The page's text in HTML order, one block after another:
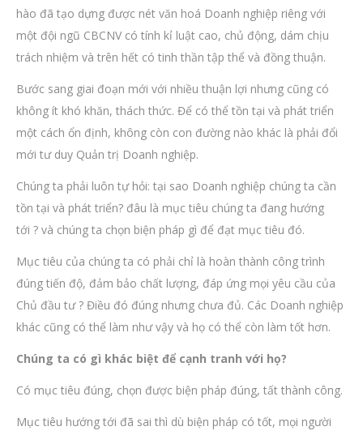
hào đã tạo dựng được nét văn hoá Doanh nghiệp riêng với
một đội ngũ CBCNV có tính kỉ luật cao, chủ động, dám chịu
trách nhiệm và trên hết có tinh thần tập thể và đồng thuận.
Bước sang giai đoạn mới với nhiều thuận lợi nhưng cũng có
không ít khó khăn, thách thức. Để có thể tồn tại và phát triển
một cách ổn định, không còn con đường nào khác là phải đổi
mới tư duy Quản trị Doanh nghiệp.
Chúng ta phải luôn tự hỏi: tại sao Doanh nghiệp chúng ta cần
tồn tại và phát triển? đâu là mục tiêu chúng ta đang hướng
tới ? và chúng ta chọn biện pháp gì để đạt mục tiêu đó.
Mục tiêu của chúng ta có phải chỉ là hoàn thành công trình
đúng tiến độ, đảm bảo chất lượng, đáp ứng mọi yêu cầu của
Chủ đầu tư ? Điều đó đúng nhưng chưa đủ. Các Doanh nghiệp
khác cũng có thể làm như vậy và họ có thể còn làm tốt hơn.
Chúng ta có gì khác biệt để cạnh tranh với họ?
Có mục tiêu đúng, chọn được biện pháp đúng, tất thành công.
Mục tiêu hướng tới đã sai thì dù biện pháp có tốt, mọi người